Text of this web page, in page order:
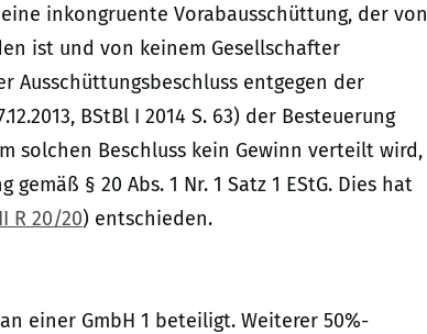
inkongruente Vorabausschüttung, der von
ist und von keinem Gesellschafter
Ausschüttungsbeschluss entgegen der
BStBl I 2014 S. 63) der Besteuerung
solchen Beschluss kein Gewinn verteilt wird,
§ 20 Abs. 1 Nr. 1 Satz 1 EStG. Dies hat
R 20/20) entschieden.
einer GmbH 1 beteiligt. Weiterer 50%-